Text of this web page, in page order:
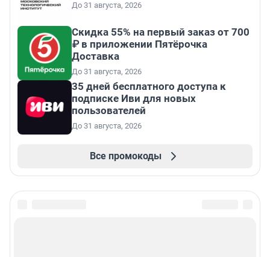
До 31 августа, 2026
Скидка 55% на первый заказ от 700
₽ в приложении Пятёрочка
Доставка
До 31 августа, 2026
35 дней бесплатного доступа к
подписке Иви для новых
пользователей
До 31 августа, 2026
Все промокоды